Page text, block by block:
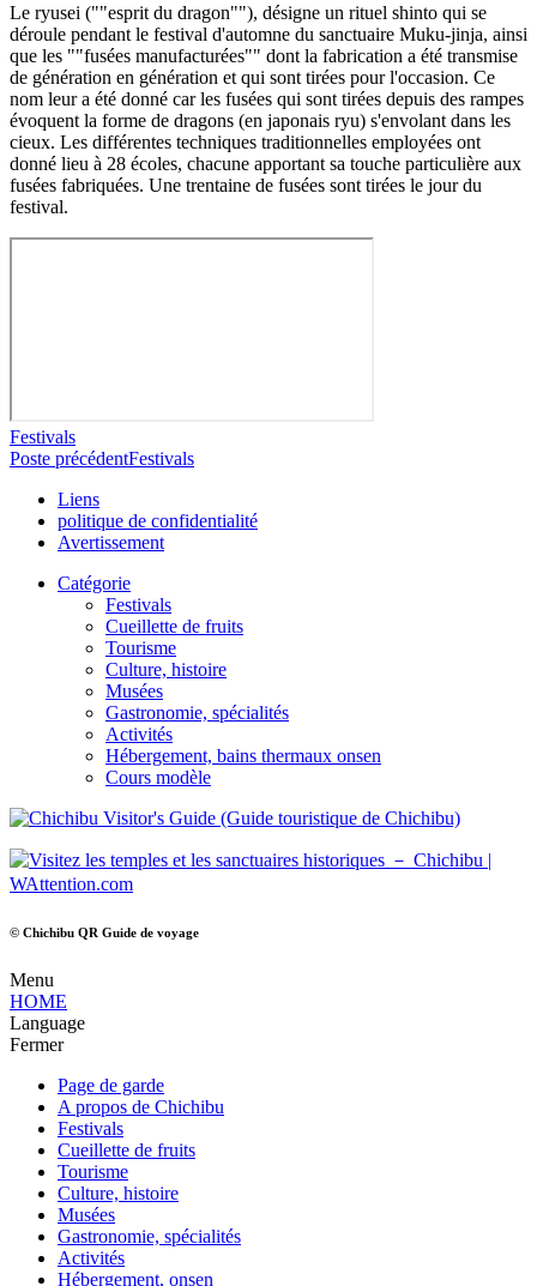
Le ryusei (""esprit du dragon""), désigne un rituel shinto qui se
déroule pendant le festival d'automne du sanctuaire Muku-jinja, ainsi
que les ""fusées manufacturées"" dont la fabrication a été transmise
de génération en génération et qui sont tirées pour l'occasion. Ce
nom leur a été donné car les fusées qui sont tirées depuis des rampes
évoquent la forme de dragons (en japonais ryu) s'envolant dans les
cieux. Les différentes techniques traditionnelles employées ont
donné lieu à 28 écoles, chacune apportant sa touche particulière aux
fusées fabriquées. Une trentaine de fusées sont tirées le jour du
festival.
Festivals
Poste précédentFestivals
Liens
politique de confidentialité
Avertissement
Catégorie
Festivals
Cueillette de fruits
Tourisme
Culture, histoire
Musées
Gastronomie, spécialités
Activités
Hébergement, bains thermaux onsen
Cours modèle
© Chichibu QR Guide de voyage
Menu
HOME
Language
Fermer
Page de garde
A propos de Chichibu
Festivals
Cueillette de fruits
Tourisme
Culture, histoire
Musées
Gastronomie, spécialités
Activités
Hébergement, onsen